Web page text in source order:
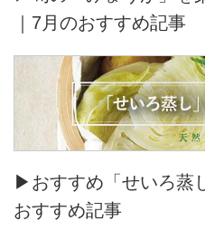
｜7月のおすすめ記事
▶おすすめ「せいろ蒸
おすすめ記事